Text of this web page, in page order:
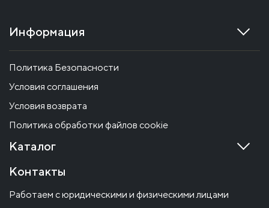
Информация
Политика Безопасности
Условия соглашения
Условия возврата
Политика обработки файлов cookie
Каталог
Контакты
Работаем с юридическими и физическими лицами